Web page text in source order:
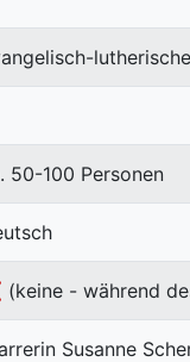
50-100 Personen
(keine - während
Susanne